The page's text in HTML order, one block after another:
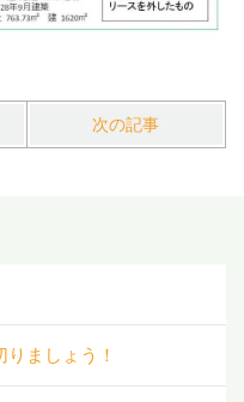
次の記事
ましょう！